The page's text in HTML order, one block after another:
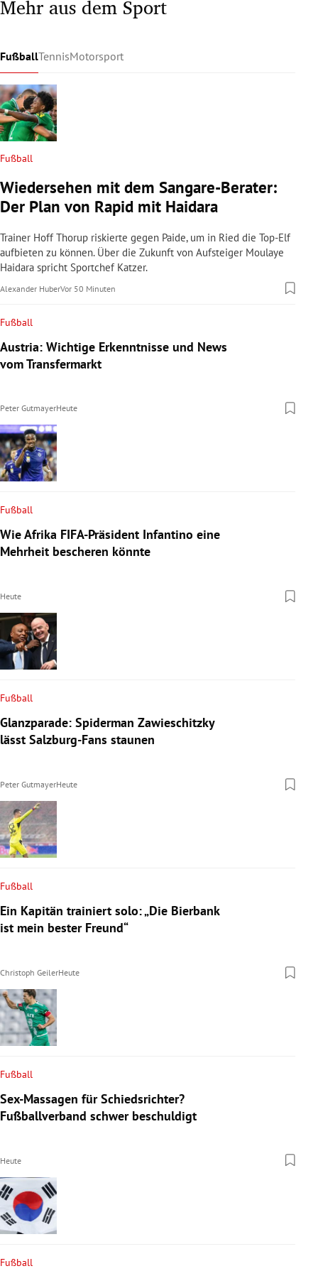
Mehr aus dem Sport
FußballTennisMotorsport
Fußball
Wiedersehen mit dem Sangare-Berater:
Der Plan von Rapid mit Haidara
Trainer Hoff Thorup riskierte gegen Paide, um in Ried die Top-Elf
aufbieten zu können. Über die Zukunft von Aufsteiger Moulaye
Haidara spricht Sportchef Katzer.
Alexander HuberVor 50 Minuten
Fußball
Austria: Wichtige Erkenntnisse und News
vom Transfermarkt
Peter GutmayerHeute
Fußball
Wie Afrika FIFA-Präsident Infantino eine
Mehrheit bescheren könnte
Heute
Fußball
Glanzparade: Spiderman Zawieschitzky
lässt Salzburg-Fans staunen
Peter GutmayerHeute
Fußball
Ein Kapitän trainiert solo: „Die Bierbank
ist mein bester Freund“
Christoph GeilerHeute
Fußball
Sex-Massagen für Schiedsrichter?
Fußballverband schwer beschuldigt
Heute
Fußball